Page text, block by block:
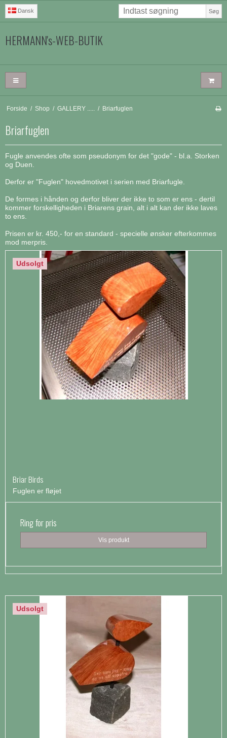
Dansk Søg
HERMANN's-WEB-BUTIK
Forside / Shop / GALLERY ..... / Briarfuglen
Briarfuglen
Fugle anvendes ofte som pseudonym for det "gode" - bl.a. Storken
og Duen.
Derfor er "Fuglen" hovedmotivet i serien med Briarfugle.
De formes i hånden og derfor bliver der ikke to som er ens - dertil
kommer forskelligheden i Briarens grain, alt i alt kan der ikke laves
to ens.
Prisen er kr. 450,- for en standard - specielle ønsker efterkommes
mod merpris.
Udsolgt
Briar Birds
Fuglen er fløjet
Ring for pris
Vis produkt
Udsolgt